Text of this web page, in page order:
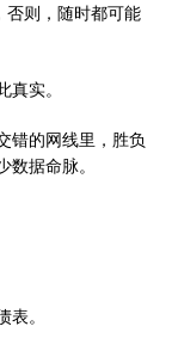
否则，随时都可能
实。
错的网线里，胜负
据命脉。
。